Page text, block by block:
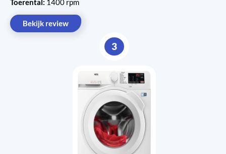
Toerental: 1400 rpm
Bekijk review
3